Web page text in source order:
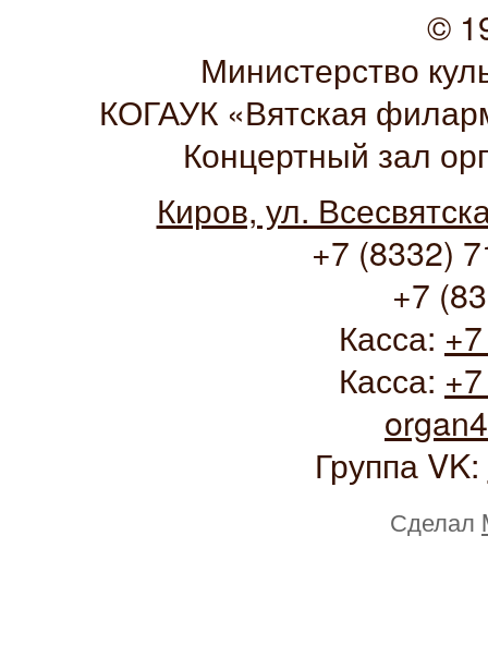
©
Министерство
КОГАУК «Вятская
Концертный зал
Киров, ул.
+7 (8332)
+7
Касса:
Касса:
Группа VK:
Сделал